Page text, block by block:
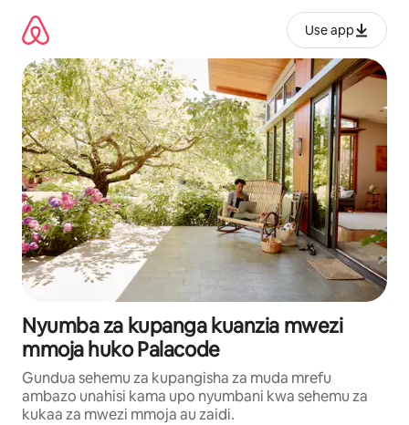
kwenda
kwenye
maudhui
Use app
Nyumba za kupanga kuanzia mwezi
mmoja huko Palacode
Gundua sehemu za kupangisha za muda mrefu
ambazo unahisi kama upo nyumbani kwa sehemu za
kukaa za mwezi mmoja au zaidi.